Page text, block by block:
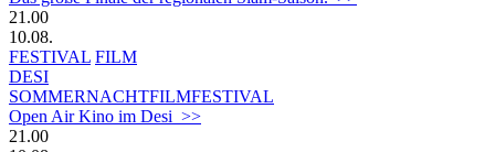
21.00
10.08.
FESTIVAL FILM
DESI
SOMMERNACHTFILMFESTIVAL
Open Air Kino im Desi >>
21.00